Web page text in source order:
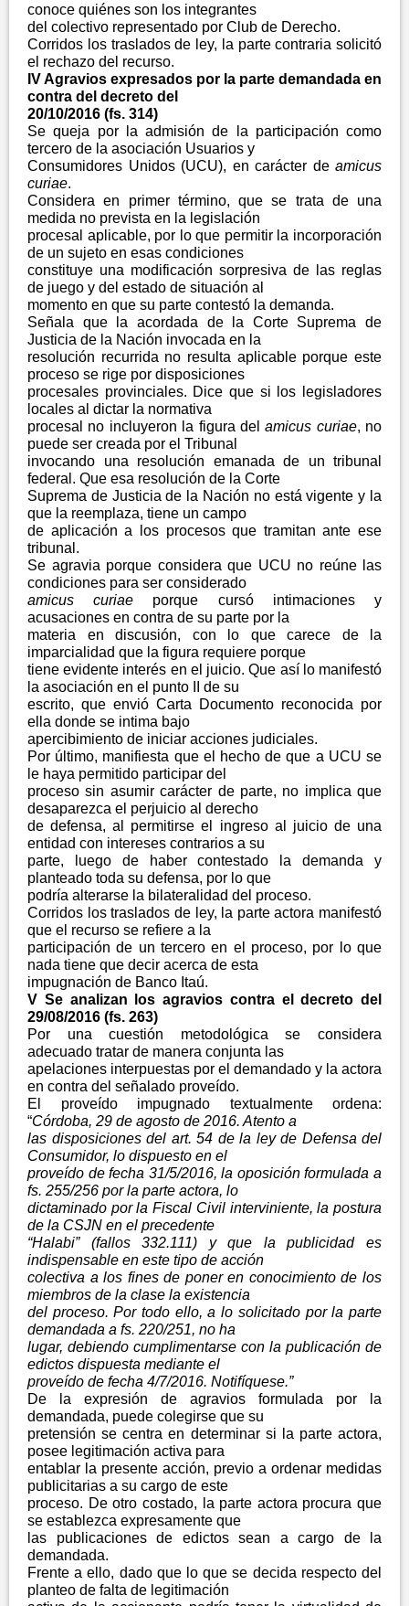
conoce quiénes son los integrantes
del colectivo representado por Club de Derecho.
Corridos los traslados de ley, la parte contraria solicitó
el rechazo del recurso.
IV Agravios expresados por la parte demandada en
contra del decreto del
20/10/2016 (fs. 314)
Se queja por la admisión de la participación como
tercero de la asociación Usuarios y
Consumidores Unidos (UCU), en carácter de amicus
curiae.
Considera en primer término, que se trata de una
medida no prevista en la legislación
procesal aplicable, por lo que permitir la incorporación
de un sujeto en esas condiciones
constituye una modificación sorpresiva de las reglas
de juego y del estado de situación al
momento en que su parte contestó la demanda.
Señala que la acordada de la Corte Suprema de
Justicia de la Nación invocada en la
resolución recurrida no resulta aplicable porque este
proceso se rige por disposiciones
procesales provinciales. Dice que si los legisladores
locales al dictar la normativa
procesal no incluyeron la figura delamicus curiae, no
puede ser creada por el Tribunal
invocando una resolución emanada de un tribunal
federal. Que esa resolución de la Corte
Suprema de Justicia de la Nación no está vigente y la
que la reemplaza, tiene un campo
de aplicación a los procesos que tramitan ante ese
tribunal.
Se agravia porque considera que UCU no reúne las
condiciones para ser considerado
amicus curiae porque cursó intimaciones y
acusaciones en contra de su parte por la
materia en discusión, con lo que carece de la
imparcialidad que la figura requiere porque
tiene evidente interés en el juicio. Que así lo manifestó
la asociación en el punto II de su
escrito, que envió Carta Documento reconocida por
ella donde se intima bajo
apercibimiento de iniciar acciones judiciales.
Por último, manifiesta que el hecho de que a UCU se
le haya permitido participar del
proceso sin asumir carácter de parte, no implica que
desaparezca el perjuicio al derecho
de defensa, al permitirse el ingreso al juicio de una
entidad con intereses contrarios a su
parte, luego de haber contestado la demanda y
planteado toda su defensa, por lo que
podría alterarse la bilateralidad del proceso.
Corridos los traslados de ley, la parte actora manifestó
que el recurso se refiere a la
participación de un tercero en el proceso, por lo que
nada tiene que decir acerca de esta
impugnación de Banco Itaú.
V Se analizan los agravios contra el decreto del
29/08/2016 (fs. 263)
Por una cuestión metodológica se considera
adecuado tratar de manera conjunta las
apelaciones interpuestas por el demandado y la actora
en contra del señalado proveído.
El proveído impugnado textualmente ordena:
“Córdoba, 29 de agosto de 2016. Atento a
las disposiciones del art. 54 de la ley de Defensa del
Consumidor, lo dispuesto en el
proveído de fecha 31/5/2016, la oposición formulada a
fs. 255/256 por la parte actora, lo
dictaminado por la Fiscal Civil interviniente, la postura
de la CSJN en el precedente
“Halabi” (fallos 332.111) y que la publicidad es
indispensable en este tipo de acción
colectiva a los fines de poner en conocimiento de los
miembros de la clase la existencia
del proceso. Por todo ello, a lo solicitado por la parte
demandada a fs. 220/251, no ha
lugar, debiendo cumplimentarse con la publicación de
edictos dispuesta mediante el
proveído de fecha 4/7/2016. Notifíquese.”
De la expresión de agravios formulada por la
demandada, puede colegirse que su
pretensión se centra en determinar si la parte actora,
posee legitimación activa para
entablar la presente acción, previo a ordenar medidas
publicitarias a su cargo de este
proceso. De otro costado, la parte actora procura que
se establezca expresamente que
las publicaciones de edictos sean a cargo de la
demandada.
Frente a ello, dado que lo que se decida respecto del
planteo de falta de legitimación